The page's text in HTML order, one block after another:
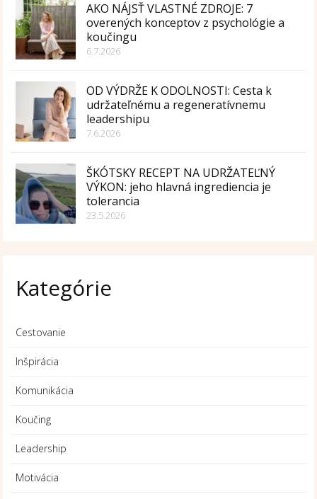
AKO NÁJSŤ VLASTNÉ ZDROJE: 7
overených konceptov z psychológie a
koučingu
6.7.2026
OD VÝDRŽE K ODOLNOSTI: Cesta k
udržateľnému a regeneratívnemu
leadershipu
7.6.2026
ŠKÓTSKY RECEPT NA UDRŽATEĽNÝ
VÝKON: jeho hlavná ingrediencia je
tolerancia
23.5.2026
Kategórie
Cestovanie
Inšpirácia
Komunikácia
Koučing
Leadership
Motivácia